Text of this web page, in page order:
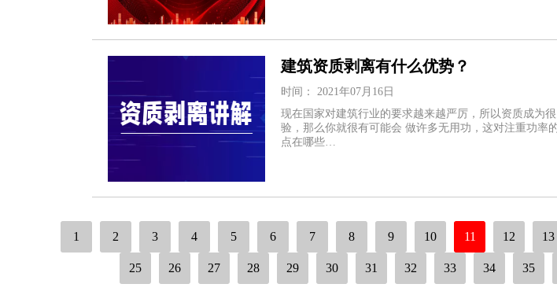
建筑资质剥离有什么优势？
时间： 2021年07月16日
现在国家对建筑行业的要求越来越严厉，所以资质成为
验，那么你就很有可能会 做许多无用功，这对注重功率
点在哪些…
1 2 3 4 5 6 7 8 9 10 11 12 13
25 26 27 28 29 30 31 32 33 34 35